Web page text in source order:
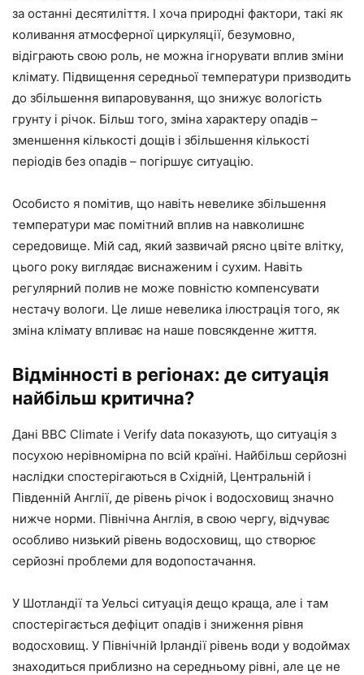
за останні десятиліття. І хоча природні фактори, такі як
коливання атмосферної циркуляції, безумовно,
відіграють свою роль, не можна ігнорувати вплив зміни
клімату. Підвищення середньої температури призводить
до збільшення випаровування, що знижує вологість
грунту і річок. Більш того, зміна характеру опадів –
зменшення кількості дощів і збільшення кількості
періодів без опадів – погіршує ситуацію.
Особисто я помітив, що навіть невелике збільшення
температури має помітний вплив на навколишнє
середовище. Мій сад, який зазвичай рясно цвіте влітку,
цього року виглядає виснаженим і сухим. Навіть
регулярний полив не може повністю компенсувати
нестачу вологи. Це лише невелика ілюстрація того, як
зміна клімату впливає на наше повсякденне життя.
Відмінності в регіонах: де ситуація
найбільш критична?
Дані BBC Climate і Verify data показують, що ситуація з
посухою нерівномірна по всій країні. Найбільш серйозні
наслідки спостерігаються в Східній, Центральній і
Південній Англії, де рівень річок і водосховищ значно
нижче норми. Північна Англія, в свою чергу, відчуває
особливо низький рівень водосховищ, що створює
серйозні проблеми для водопостачання.
У Шотландії та Уельсі ситуація дещо краща, але і там
спостерігається дефіцит опадів і зниження рівня
водосховищ. У Північній Ірландії рівень води у водоймах
знаходиться приблизно на середньому рівні, але це не